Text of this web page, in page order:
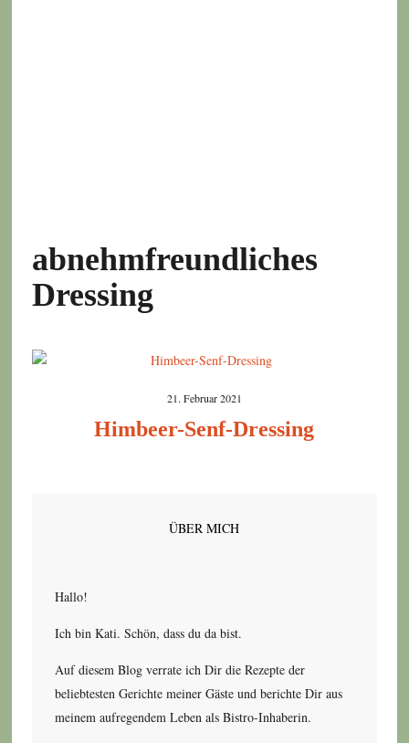
abnehmfreundliches
Dressing
21. Februar 2021
Himbeer-Senf-Dressing
ÜBER MICH
Hallo!
Ich bin Kati. Schön, dass du da bist.
Auf diesem Blog verrate ich Dir die Rezepte der
beliebtesten Gerichte meiner Gäste und berichte Dir aus
meinem aufregendem Leben als Bistro-Inhaberin.